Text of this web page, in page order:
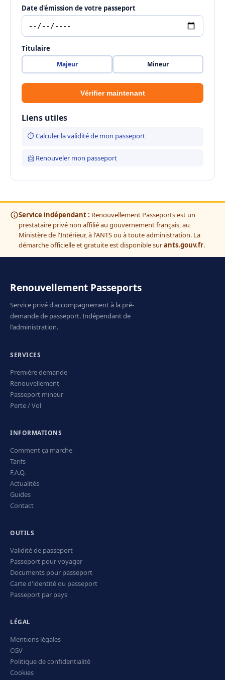
Date d'émission de votre passeport
Titulaire
Majeur Mineur
Vérifier maintenant
Liens utiles
⏱ Calculer la validité de mon passeport
📨 Renouveler mon passeport
Service indépendant : Renouvellement Passeports est un
prestataire privé non affilié au gouvernement français, au
Ministère de l'Intérieur, à l'ANTS ou à toute administration. La
démarche officielle et gratuite est disponible surants.gouv.fr.
Renouvellement Passeports
Service privé d'accompagnement à la pré-
demande de passeport. Indépendant de
l'administration.
SERVICES
Première demande
Renouvellement
Passeport mineur
Perte / Vol
INFORMATIONS
Comment ça marche
Tarifs
F.A.Q.
Actualités
Guides
Contact
OUTILS
Validité de passeport
Passeport pour voyager
Documents pour passeport
Carte d'identité ou passeport
Passeport par pays
LÉGAL
Mentions légales
CGV
Politique de confidentialité
Cookies